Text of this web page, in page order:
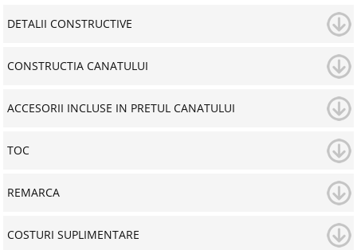
DETALII CONSTRUCTIVE
CONSTRUCTIA CANATULUI
ACCESORII INCLUSE IN PRETUL CANATULUI
TOC
REMARCA
COSTURI SUPLIMENTARE